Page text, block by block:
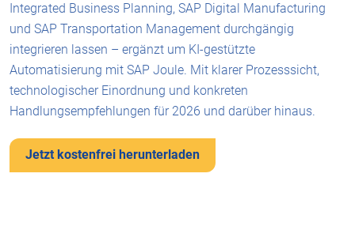
Integrated Business Planning, SAP Digital Manufacturing
und SAP Transportation Management durchgängig
integrieren lassen – ergänzt um KI-gestützte
Automatisierung mit SAP Joule. Mit klarer Prozesssicht,
technologischer Einordnung und konkreten
Handlungsempfehlungen für 2026 und darüber hinaus.
Jetzt kostenfrei herunterladen